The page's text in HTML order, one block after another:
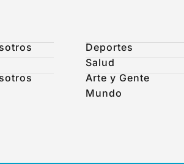
Deportes
Salud
Arte y Gente
Mundo